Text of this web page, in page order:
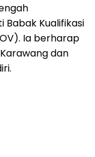
Kualifikasi
Ia berharap
dan